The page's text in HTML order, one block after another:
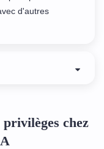
d'autres
chez